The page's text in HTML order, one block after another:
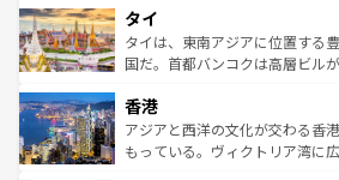
リティに包まれながら、韓国の
わってみてほしい。
覧を参照してほしい。
急速な発展と共に伝統が息づく
ーチミン市のフランス統治時代
醸し出している。また、バラエ
とつ。フォーやバインミー、ベ
ひ現地で味わいたい。どの地域
が旅行者を迎えてくれるので、
タイ
タイは、東南アジアに位置する
国だ。首都バンコクは高層ビル
の活気が交差している。北部で
帯で自然と触れ合い、南部では
いビーチでリゾート気分を楽し
香港
アジアと西洋の文化が交わる香
もっている。ヴィクトリア湾に